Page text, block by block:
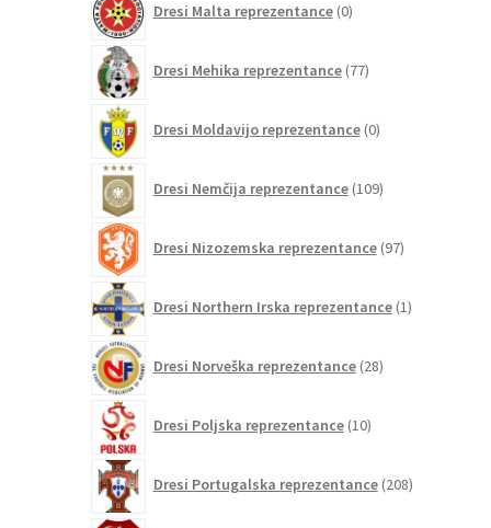
Dresi Malta reprezentance 0izdelkov
Dresi Mehika reprezentance 77izdelkov
Dresi Moldavijo reprezentance 0izdelkov
Dresi Nemčija reprezentance 109izdelkov
Dresi Nizozemska reprezentance 97izdelkov
Dresi Northern Irska reprezentance 1izdelek
Dresi Norveška reprezentance 28izdelkov
Dresi Poljska reprezentance 10izdelkov
Dresi Portugalska reprezentance 208izdelkov